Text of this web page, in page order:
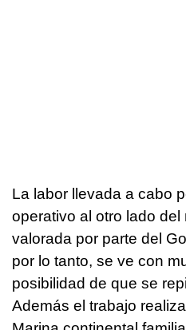
La labor llevada a cabo
operativo al otro lado
valorada por parte del
por lo tanto, se ve con
posibilidad de que se
Además el trabajo